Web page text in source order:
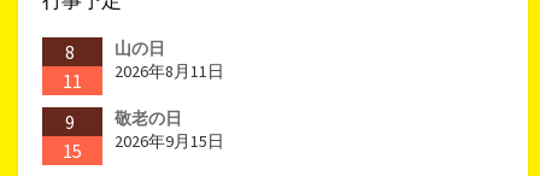
8
11
山の日
2026年8月11日
9
15
敬老の日
2026年9月15日